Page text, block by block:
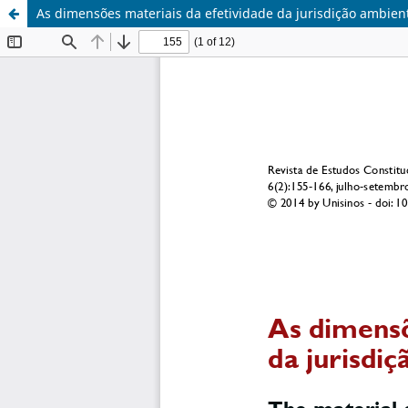
As dimensões materiais da efetividade da jurisdição